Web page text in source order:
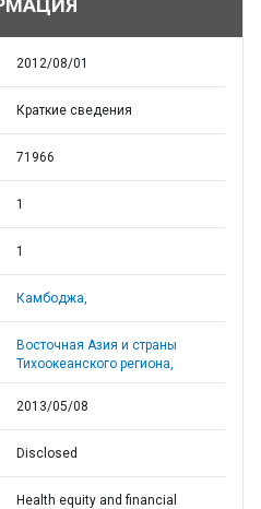
2012/08/01
Краткие сведения
71966
1
1
Камбоджа,
Восточная Азия и страны
Тихоокеанского региона,
2013/05/08
Disclosed
Health equity and financial